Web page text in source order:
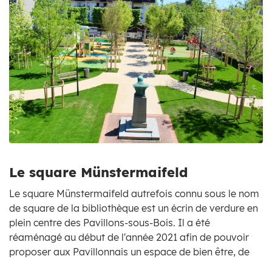
Le square Münstermaifeld
Le square Münstermaifeld autrefois connu sous le nom
de square de la bibliothèque est un écrin de verdure en
plein centre des Pavillons-sous-Bois. Il a été
réaménagé au début de l'année 2021 afin de pouvoir
proposer aux Pavillonnais un espace de bien être, de